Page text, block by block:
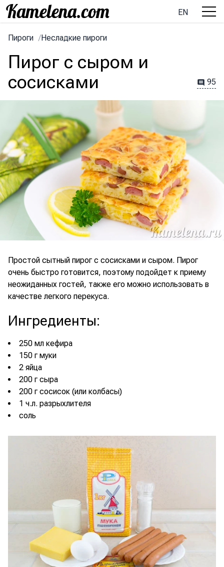
EN
Пироги /Несладкие пироги
Пирог с сыром и
сосисками
95
Простой сытный пирог с сосисками и сыром. Пирог
очень быстро готовится, поэтому подойдет к приему
неожиданных гостей, также его можно использовать в
качестве легкого перекуса.
Ингредиенты:
250 мл кефира
150 г муки
2 яйца
200 г сыра
200 г сосисок (или колбасы)
1 ч.л. разрыхлителя
соль